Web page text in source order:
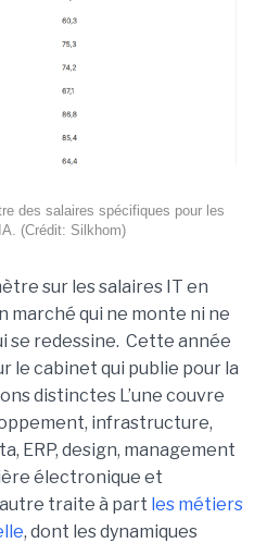
des salaires spécifiques pour les
(Crédit: Silkhom)
sur les salaires IT en
marché qui ne monte ni ne
se redessine. Cette année
le cabinet qui publie pour la
distinctes L’une couvre
infrastructure,
ERP, design, management
électronique et
traite à part les métiers
, dont les dynamiques